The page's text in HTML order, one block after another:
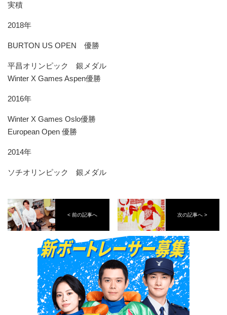
実積
2018年
BURTON US OPEN 優勝
平昌オリンピック 銀メダル
Winter X Games Aspen優勝
2016年
Winter X Games Oslo優勝
European Open 優勝
2014年
ソチオリンピック 銀メダル
< 前の記事へ 次の記事へ >